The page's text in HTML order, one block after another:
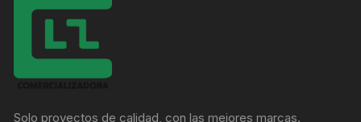
Solo proyectos de calidad, con las mejores marcas.